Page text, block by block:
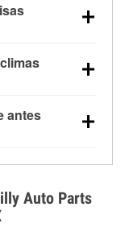
la mitad de
°F, lo que
y la nieve
visibilidad.
baja la
sobre
antes
de frío
protección
To.
Auto Parts